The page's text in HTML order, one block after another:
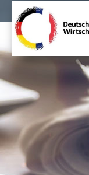
contenu
principal
pied
pageDFWK
Deutsch-
Wirtschaftskreis